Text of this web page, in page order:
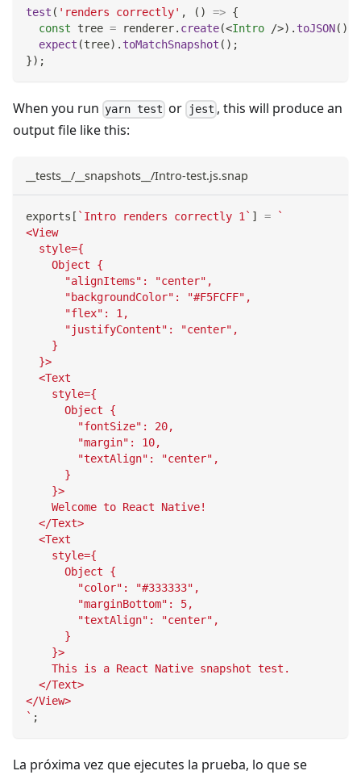
test ( 'renders correctly' , ( ) => {
const tree = renderer. create(<Intro />) . toJSON( )
expect (tree) . toMatchSnapshot ( ) ;
}) ;
When you run yarn test or jest , this will produce an
output file like this:
__tests__/__snapshots__/Intro-test.js.snap
exports [ ` Intro renders correctly 1 ` ] =
`
<View
  style={
    Object {
      "alignItems": "center",
      "backgroundColor": "#F5FCFF",
      "flex": 1,
      "justifyContent": "center",
    }
  }>
  <Text
    style={
      Object {
        "fontSize": 20,
        "margin": 10,
        "textAlign": "center",
      }
    }>
    Welcome to React Native!
  </Text>
  <Text
    style={
      Object {
        "color": "#333333",
        "marginBottom": 5,
        "textAlign": "center",
      }
    }>
    This is a React Native snapshot test.
  </Text>
</View>
` ;
La próxima vez que ejecutes la prueba, lo que se